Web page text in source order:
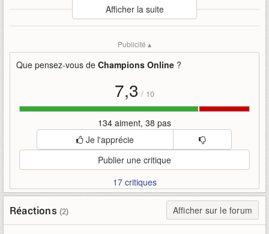
Auteur
Cryptic Studios
: Mind
christopher-chamberlain
dev-diary
jack-emmert
john-layman
randy-mosiondz
Afficher la suite
Publicité ▴
Que pensez-vous de Champions Online ?
7,3 / 10
134 aiment, 38 pas
Je l'apprécie
Publier une critique
17 critiques
Réactions (2) Afficher sur le forum